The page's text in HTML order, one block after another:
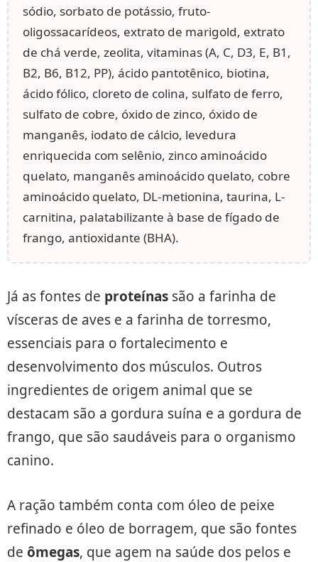
sódio, sorbato de potássio, fruto-
oligossacarídeos, extrato de marigold, extrato
de chá verde, zeolita, vitaminas (A, C, D3, E, B1,
B2, B6, B12, PP), ácido pantotênico, biotina,
ácido fólico, cloreto de colina, sulfato de ferro,
sulfato de cobre, óxido de zinco, óxido de
manganês, iodato de cálcio, levedura
enriquecida com selênio, zinco aminoácido
quelato, manganês aminoácido quelato, cobre
aminoácido quelato, DL-metionina, taurina, L-
carnitina, palatabilizante à base de fígado de
frango, antioxidante (BHA).
Já as fontes de proteínas são a farinha de
vísceras de aves e a farinha de torresmo,
essenciais para o fortalecimento e
desenvolvimento dos músculos. Outros
ingredientes de origem animal que se
destacam são a gordura suína e a gordura de
frango, que são saudáveis para o organismo
canino.
A ração também conta com óleo de peixe
refinado e óleo de borragem, que são fontes
de ômegas, que agem na saúde dos pelos e